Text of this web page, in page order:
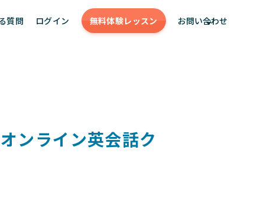
質問 ログイン 無料体験レッスン お問い合わせ
ンライン英会話ク